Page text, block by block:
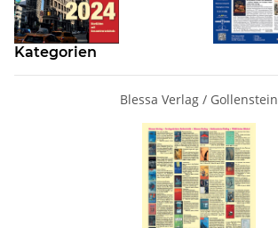
Kategorien
Blessa Verlag / Gollenstein